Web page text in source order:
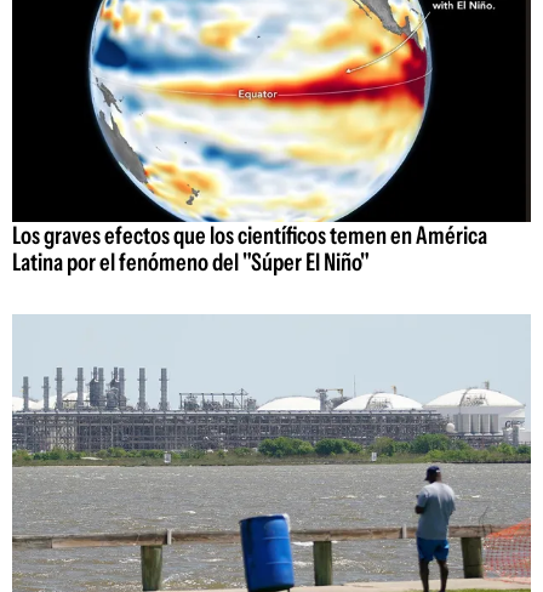
Los graves efectos que los científicos temen en América
Latina por el fenómeno del "Súper El Niño"